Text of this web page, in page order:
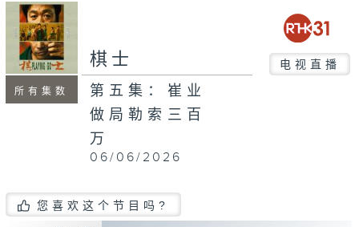
所有集数
棋士 电视直播
第五集：崔业
做局勒索三百
万
06/06/2026
您喜欢这个节目吗?